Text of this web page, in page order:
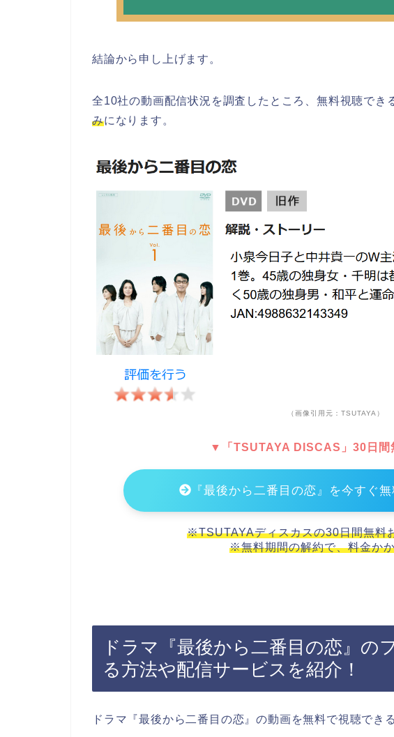
結論から申し上げます。
全10社の動画配信状況を調査したところ、無料視聴でき
みになります。
（画像引用元：TSUTAYA）
▼「TSUTAYA DISCAS」30日間
『最後から二番目の恋』を今すぐ
※TSUTAYAディスカスの30日間無料
※無料期間の解約で、料金か
ドラマ『最後から二番目の恋』の
る方法や配信サービスを紹介！
ドラマ『最後から二番目の恋』の動画を無料で視聴でき